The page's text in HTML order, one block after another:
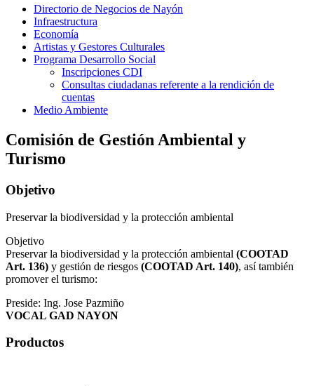
Directorio de Negocios de Nayón
Infraestructura
Economía
Artistas y Gestores Culturales
Programa Desarrollo Social
Inscripciones CDI
Consultas ciudadanas referente a la rendición de
cuentas
Medio Ambiente
Comisión de Gestión Ambiental y
Turismo
Objetivo
Preservar la biodiversidad y la protección ambiental
Objetivo
Preservar la biodiversidad y la protección ambiental (COOTAD
Art. 136) y gestión de riesgos (COOTAD Art. 140), así también
promover el turismo:
Preside: Ing. Jose Pazmiño
VOCAL GAD NAYON
Productos